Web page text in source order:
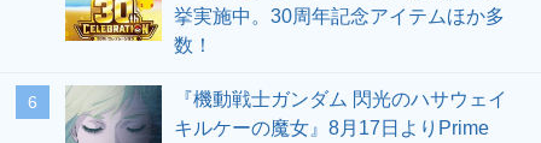
挙実施中。30周年記念アイテムほか多
数！
6
『機動戦士ガンダム 閃光のハサウェイ
キルケーの魔女』8月17日よりPrime